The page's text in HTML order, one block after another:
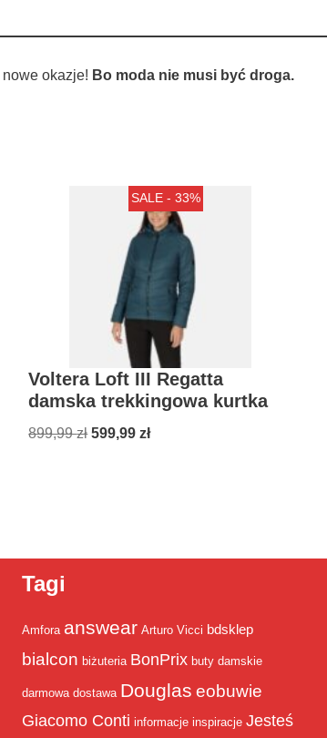
okazje! Bo moda nie musi być droga.
SALE - 33%
Voltera Loft III Regatta
damska trekkingowa kurtka
899,99zł 599,99zł
Tagi
Amfora answear Arturo Vicci bdsklep
bialcon biżuteria BonPrix buty damskie
darmowa dostawa Douglas eobuwie
Giacomo Conti informacje inspiracje Jesteś